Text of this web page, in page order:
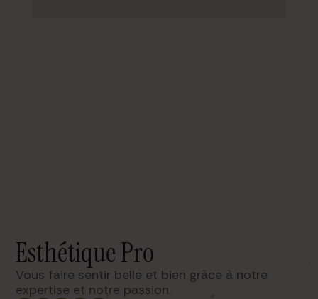
Esthétique Pro
Vous faire sentir belle et bien grâce à notre
expertise et notre passion. ​